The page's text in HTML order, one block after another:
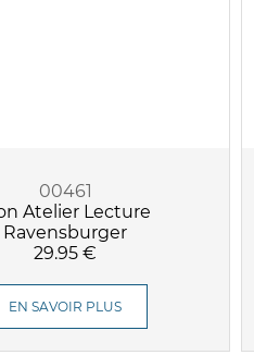
00461
Atelier Lecture
Ravensburger
29.95 €
EN SAVOIR PLUS